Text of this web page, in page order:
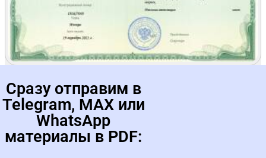
Практические
наших курсах
Не просто изучайте закупки — отрабатывайте реальные
Сразу отправим в
Telegram, MAX или
WhatsApp
материалы в PDF: